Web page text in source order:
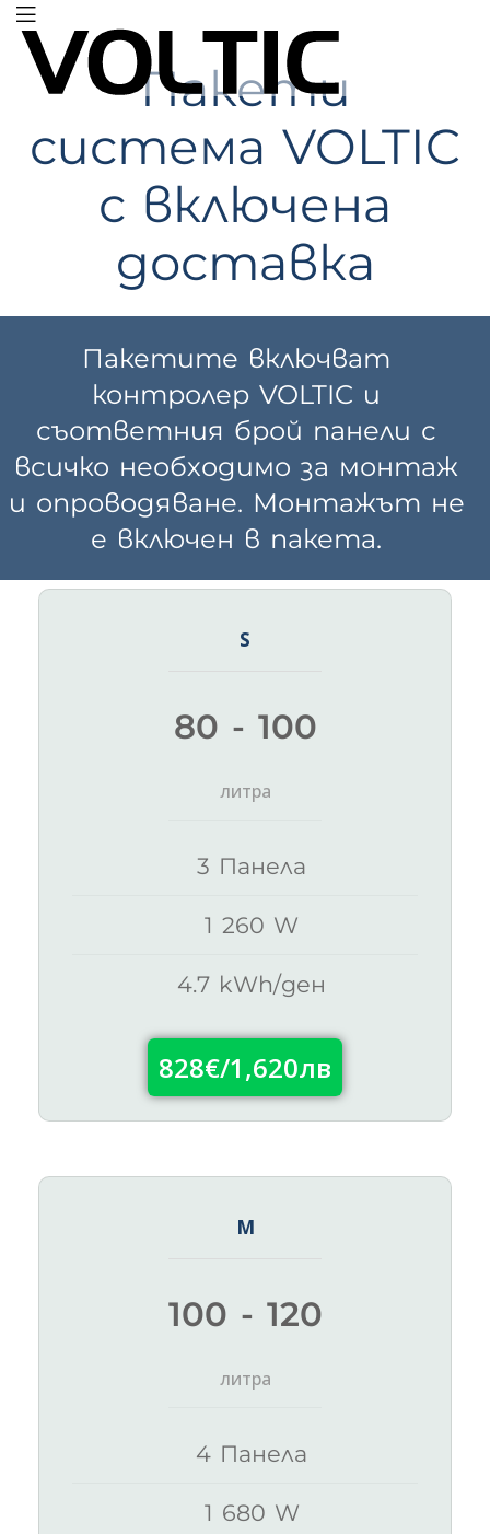
Пакети
система VOLTIC
с включена
доставка
Пакетите включват
контролер VOLTIC и
съответния брой панели с
всичко необходимо за монтаж
и опроводяване. Монтажът не
е включен в пакета.
S
80 - 100
литра
3 Панела
1 260 W
4.7 kWh/ден
828€/1,620лв
М
100 - 120
литра
4 Панела
1 680 W